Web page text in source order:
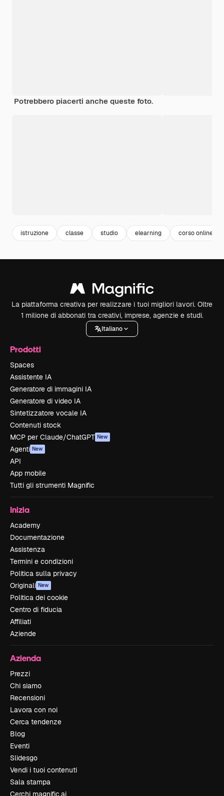
Potrebbero piacerti anche queste foto.
istruzione classe studio elearning corso online
La piattaforma creativa per realizzare i tuoi migliori lavori. Oltre
1 milione di abbonati tra creativi, imprese, agenzie e studi.
Italiano
Prodotti
Spaces
Assistente IA
Generatore di immagini IA
Generatore di video IA
Sintetizzatore vocale IA
Contenuti stock
MCP per Claude/ChatGPT New
Agenti New
API
App mobile
Tutti gli strumenti Magnific
Inizia
Academy
Documentazione
Assistenza
Termini e condizioni
Politica sulla privacy
Originali New
Politica dei cookie
Centro di fiducia
Affiliati
Aziende
Azienda
Prezzi
Chi siamo
Recensioni
Lavora con noi
Cerca tendenze
Blog
Eventi
Slidesgo
Vendi i tuoi contenuti
Sala stampa
Cerchi magnific.ai